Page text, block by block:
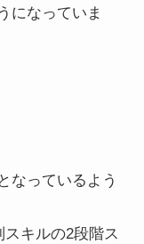
になっていま
なっているよう
キルの2段階ス